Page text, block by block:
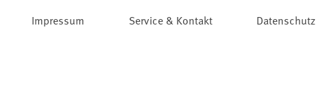
Impressum Service & Kontakt Datenschutz